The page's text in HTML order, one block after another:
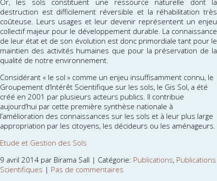
Or, les sols constituent une ressource naturelle dont la
destruction est difficilement réversible et la réhabilitation très
coûteuse. Leurs usages et leur devenir représentent un enjeu
collectif majeur pour le développement durable. La connaissance
de leur état et de son évolution est donc primordiale tant pour le
maintien des activités humaines que pour la préservation de la
qualité de notre environnement.
Considérant « le sol » comme un enjeu insuffisamment connu, le
Groupement d’Intérêt Scientifique sur les sols, le Gis Sol, a été
créé en 2001 par plusieurs acteurs publics. Il contribue
aujourd’hui par cette première synthèse nationale à
l’amélioration des connaissances sur les sols et à leur plus large
appropriation par les citoyens, les décideurs ou les aménageurs.
Etude et Gestion des Sols
9 avril 2014 par Birama Sall | Catégorie: Publications, Publications
Scientifiques | Pas de commentaires